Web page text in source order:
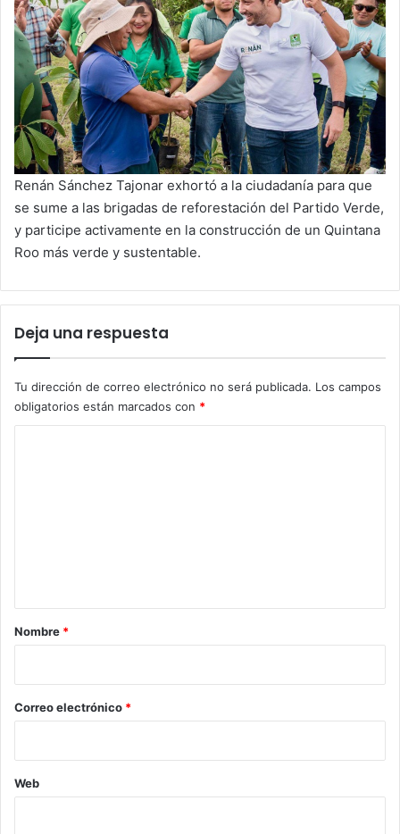
Renán Sánchez Tajonar exhortó a la ciudadanía para que
se sume a las brigadas de reforestación del Partido Verde,
y participe activamente en la construcción de un Quintana
Roo más verde y sustentable.
Deja una respuesta
Tu dirección de correo electrónico no será publicada. Los campos
obligatorios están marcados con *
r
*
Nombre *
Correo electrónico *
Web